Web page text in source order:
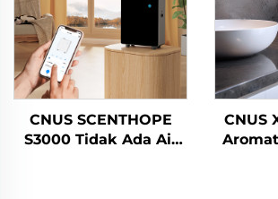
CNUS SCENTHOPE
S3000 Tidak Ada Air
CNUS